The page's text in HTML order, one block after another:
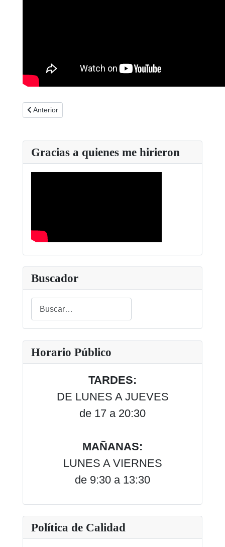
Artículo anterior: Homenaje a Aonujer
Anterior
Gracias a quienes me hirieron
Buscador
Buscar
Type 2 or more characters for results.
Horario Público
TARDES:
DE LUNES A JUEVES
de 17 a 20:30
MAÑANAS:
LUNES A VIERNES
de 9:30 a 13:30
Política de Calidad